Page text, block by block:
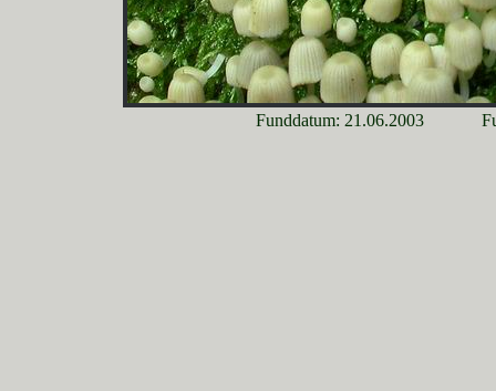
Funddatum: 21.06.2003